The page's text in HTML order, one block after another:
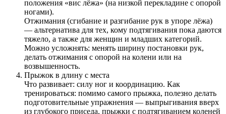
положения «вис лёжа» (на низкой перекладине с опорой
ногами).
Отжимания (сгибание и разгибание рук в упоре лёжа)
— альтернатива для тех, кому подтягивания пока даются
тяжело, а также для женщин и младших категорий.
Можно усложнять: менять ширину постановки рук,
делать отжимания с опорой на колени или на
возвышенность.
Прыжок в длину с места
Что развивает: силу ног и координацию. Как
тренироваться: помимо самого прыжка, полезно делать
подготовительные упражнения — выпрыгивания вверх
из глубокого приседа, прыжки с подтягиванием коленей